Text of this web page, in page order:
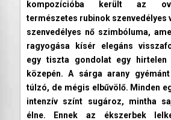
kompozícióba került az
természetes rubinok szenvedélyes
szenvedélyes nő szimbóluma,
ragyogása kísér elegáns
egy tiszta gondolat egy hirtelen
közepén. A sárga arany
túlzó, de mégis elbűvölő. Minden
intenzív színt sugároz, mintha
élne. Ennek az ékszerbek